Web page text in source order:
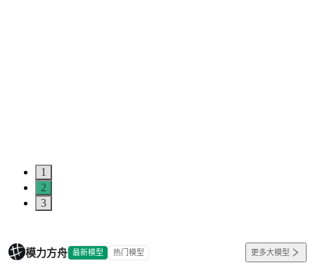
1
2
3
模力方舟 最新模型 热门模型 更多大模型